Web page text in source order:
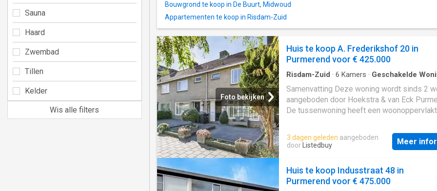
Bouwgrond te koop in De Buurt, Midwoud
Appartementen te koop in Risdam-Zuid
Foto bekijken
Huis te koop A. Frederikshof 20 in
Purmerend voor € 425.000
Risdam-Zuid · 6 Kamers · Geschakelde
Samenvatting Deze woning wordt sinds 2
aangeboden door Hoekstra & van Eck
De tussenwoning heeft een
slaapkamers; De woning is gebouwd In
in de buurtOverwhere-Noord in
3 dagen geleden aangeboden
door Listedbuy Meer
Huis te koop Indusstraat 48 in
Purmerend voor € 475.000
Sauna
Haard
Zwembad
Tillen
Kelder
Wis alle filters